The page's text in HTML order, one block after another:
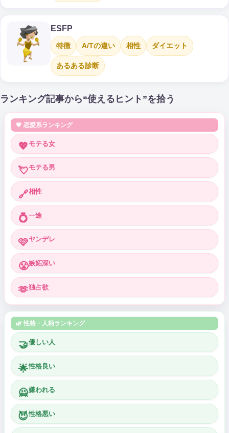
ESFP
特徴 A/Tの違い 相性 ダイエット
あるある診断
ランキング記事から“使えるヒント”を拾う
💗 恋愛系ランキング
💖 モテる女
💘モテる男
🔗相性
💍一途
🩷ヤンデレ
😤嫉妬深い
🫶独占欲
🌿 性格・人柄ランキング
🤝優しい人
🌟性格良い
🙅嫌われる
😈性格悪い